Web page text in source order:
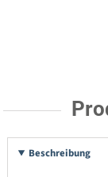
Beschreibung